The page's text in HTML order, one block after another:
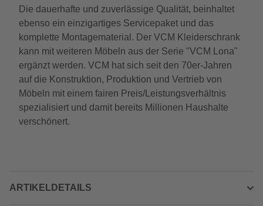
Die dauerhafte und zuverlässige Qualität, beinhaltet
ebenso ein einzigartiges Servicepaket und das
komplette Montagematerial. Der VCM Kleiderschrank
kann mit weiteren Möbeln aus der Serie "VCM Lona"
ergänzt werden. VCM hat sich seit den 70er-Jahren
auf die Konstruktion, Produktion und Vertrieb von
Möbeln mit einem fairen Preis/Leistungsverhältnis
spezialisiert und damit bereits Millionen Haushalte
verschönert.
ARTIKELDETAILS